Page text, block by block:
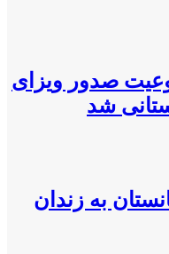
صدور ویزای
شد
به زندان